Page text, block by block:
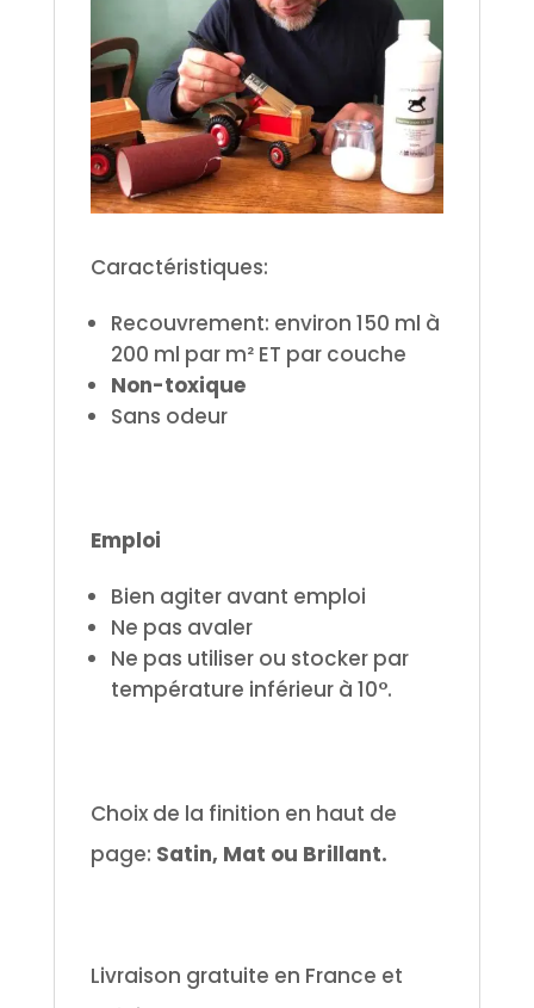
Caractéristiques:
Recouvrement: environ 150 ml à
200 ml par m² ET par couche
Non-toxique
Sans odeur
Emploi
Bien agiter avant emploi
Ne pas avaler
Ne pas utiliser ou stocker par
température inférieur à 10°.
Choix de la finition en haut de
page: Satin, Mat ou Brillant.
Livraison gratuite en France et